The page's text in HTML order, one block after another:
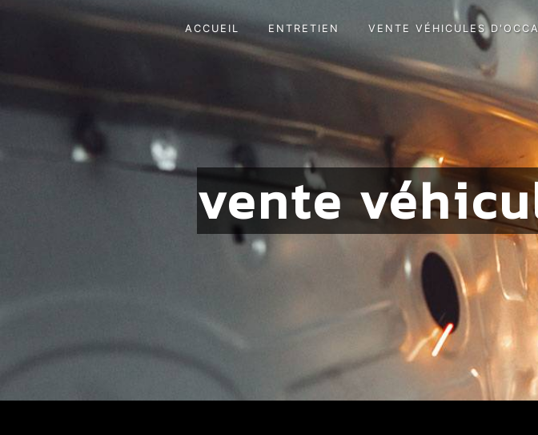
Panneau de gestion des cookies
ACCUEIL ENTRETIEN VENTE VÉHICULES
vente